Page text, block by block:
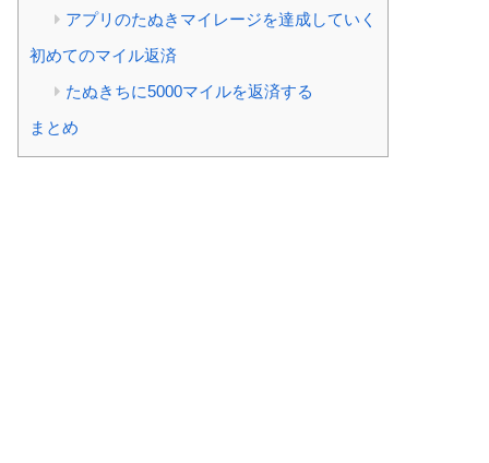
アプリのたぬきマイレージを達成していく
初めてのマイル返済
たぬきちに5000マイルを返済する
まとめ